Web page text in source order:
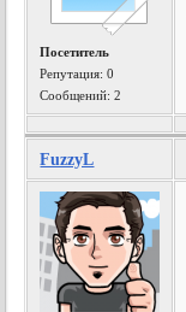
Посетитель
Репутация:0
Сообщений: 2
FuzzyL